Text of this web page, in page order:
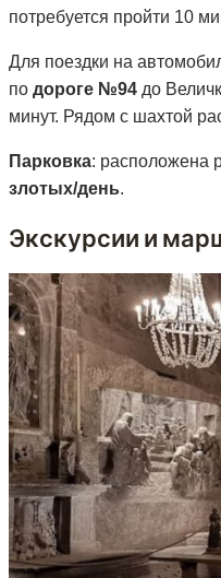
потребуется пройти 10
Для поездки на
по дороге №94 до
минут. Рядом с шахтой
Парковка: расположена
злотых/день.
Экскурсии и